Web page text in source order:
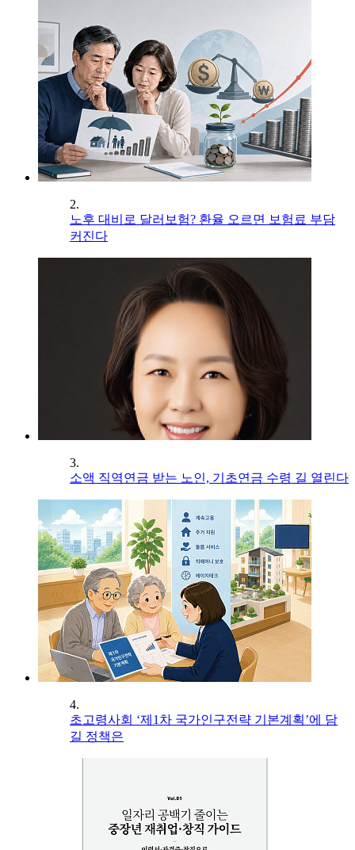
2.
노후 대비로 달러보험? 환율 오르면 보험료 부담
커진다
3.
소액 직역연금 받는 노인, 기초연금 수령 길 열린다
4.
초고령사회 ‘제1차 국가인구전략 기본계획’에 담
길 정책은